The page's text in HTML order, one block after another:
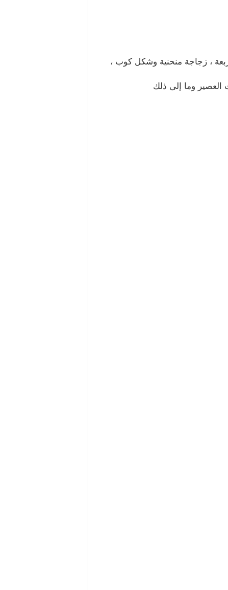
، زجاجة منحنية وشكل كوب ،